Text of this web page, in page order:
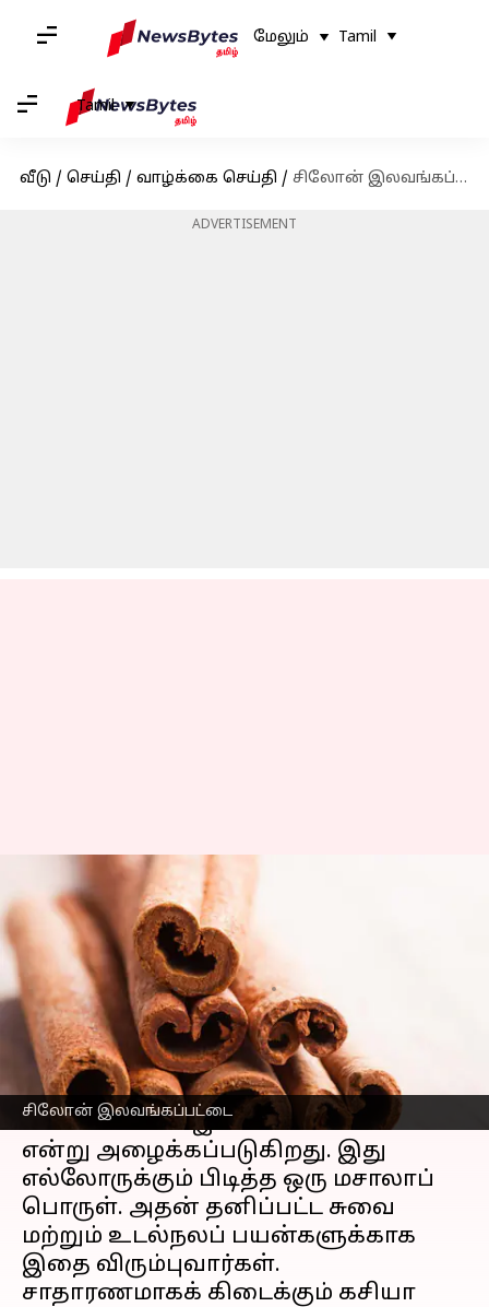
மேலும் Tamil
Tamil
வீடு / செய்தி / வாழ்க்கை செய்தி / சிலோன் இலவங்கப்பட்டை: 5 உடல்நலப் பயன்கள்
ADVERTISEMENT
சிலோன் இலவங்கப்பட்டை
சிலோன்
இலவங்கப்பட்டை: 5
உடல்நலப் பயன்கள்
எழுதியவர் Prasanna Mar 14, 2026
செய்தி முன்னோட்டம்
சிலோன் இலவங்கப்பட்டை என்பது
உண்மையான இலவங்கப்பட்டை
என்று அழைக்கப்படுகிறது. இது
எல்லோருக்கும் பிடித்த ஒரு மசாலாப்
பொருள். அதன் தனிப்பட்ட சுவை
மற்றும் உடல்நலப் பயன்களுக்காக
இதை விரும்புவார்கள்.
சாதாரணமாகக் கிடைக்கும் கசியா